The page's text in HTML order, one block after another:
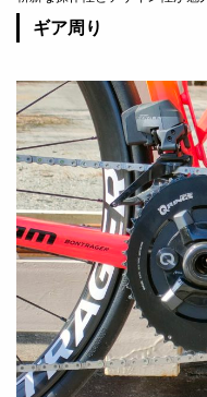
ギア周り